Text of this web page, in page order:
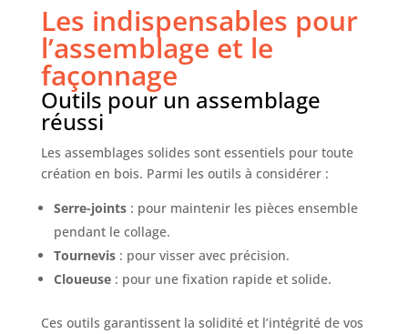
Les indispensables pour
l’assemblage et le
façonnage
Outils pour un assemblage
réussi
Les assemblages solides sont essentiels pour toute
création en bois. Parmi les outils à considérer :
Serre-joints: pour maintenir les pièces ensemble
pendant le collage.
Tournevis: pour visser avec précision.
Cloueuse: pour une fixation rapide et solide.
Ces outils garantissent la solidité et l’intégrité de vos